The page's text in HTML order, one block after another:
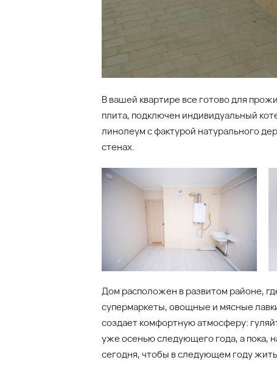
Проекты в регионе
Восточный
Молодежный 2
Парк у дома
Все проекты региона
Квартиры и
Квартиры
Машино-
Любая информация, представленная на данном сайте, носит исключительно
характер и ни при каких условиях не является публичной офертой, определяемой